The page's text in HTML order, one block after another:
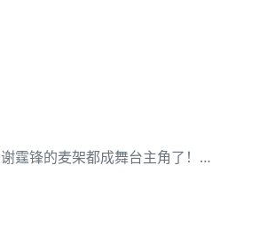
谢霆锋的麦架都成舞台主角了！…